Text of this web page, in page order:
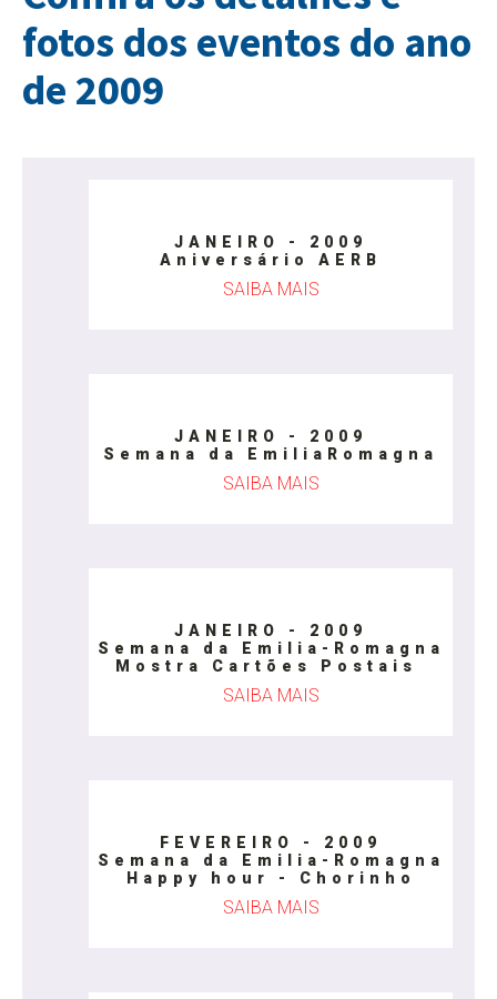
fotos dos eventos do ano
de 2009
JANEIRO - 2009
Aniversário AERB
SAIBA MAIS
JANEIRO - 2009
Semana da EmiliaRomagna
SAIBA MAIS
JANEIRO - 2009
Semana da Emilia-Romagna
Mostra Cartões Postais
SAIBA MAIS
FEVEREIRO - 2009
Semana da Emilia-Romagna
Happy hour - Chorinho
SAIBA MAIS